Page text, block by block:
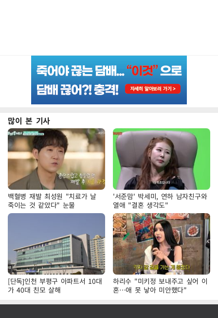
많이 본 기사
백혈병 재발 최성원 "치료가 날
죽이는 것 같았다" 눈물
'서준맘' 박세미, 연하 남자친구와
열애 "결혼 생각도"
[단독]인천 부평구 아파트서 10대
가 40대 친모 살해
하리수 "미키정 보내주고 싶어 이
혼…애 못 낳아 미안했다"